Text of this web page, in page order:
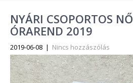
NYÁRI CSOPORTOS
ÓRAREND 2019
2019-06-08 | Nincs hozzászólás